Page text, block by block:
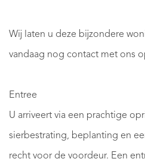
Wij laten u deze bijzondere
vandaag nog contact met ons
Entree
U arriveert via een prachtige
sierbestrating, beplanting en
recht voor de voordeur. Een